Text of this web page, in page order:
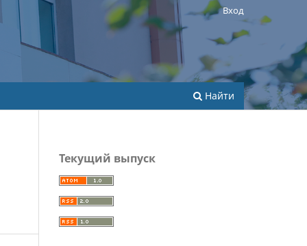
Найти
Вход
Текущий выпуск